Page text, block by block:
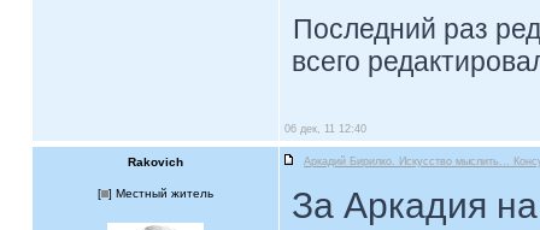
Последний раз
всего
06 дек, 11 12:40
Rakovich Аркадий Бирилко. Искусство мыслить...
[ ] Местный житель
За Аркадия